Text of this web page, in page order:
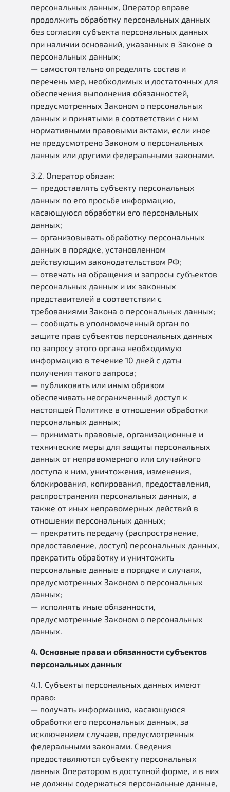
персональных данных, Оператор вправе
продолжить обработку персональных данных
без согласия субъекта персональных данных
при наличии оснований, указанных в Законе о
персональных данных;
— самостоятельно определять состав и
перечень мер, необходимых и достаточных для
обеспечения выполнения обязанностей,
предусмотренных Законом о персональных
данных и принятыми в соответствии с ним
нормативными правовыми актами, если иное
не предусмотрено Законом о персональных
данных или другими федеральными законами.
3.2. Оператор обязан:
— предоставлять субъекту персональных
данных по его просьбе информацию,
касающуюся обработки его персональных
данных;
— организовывать обработку персональных
данных в порядке, установленном
действующим законодательством РФ;
— отвечать на обращения и запросы субъектов
персональных данных и их законных
представителей в соответствии с
требованиями Закона о персональных данных;
— сообщать в уполномоченный орган по
защите прав субъектов персональных данных
по запросу этого органа необходимую
информацию в течение 10 дней с даты
получения такого запроса;
— публиковать или иным образом
обеспечивать неограниченный доступ к
настоящей Политике в отношении обработки
персональных данных;
— принимать правовые, организационные и
технические меры для защиты персональных
данных от неправомерного или случайного
доступа к ним, уничтожения, изменения,
блокирования, копирования, предоставления,
распространения персональных данных, а
также от иных неправомерных действий в
отношении персональных данных;
— прекратить передачу (распространение,
предоставление, доступ) персональных данных,
прекратить обработку и уничтожить
персональные данные в порядке и случаях,
предусмотренных Законом о персональных
данных;
— исполнять иные обязанности,
предусмотренные Законом о персональных
данных.
4. Основные права и обязанности субъектов
персональных данных
4.1. Субъекты персональных данных имеют
право:
— получать информацию, касающуюся
обработки его персональных данных, за
исключением случаев, предусмотренных
федеральными законами. Сведения
предоставляются субъекту персональных
данных Оператором в доступной форме, и в них
не должны содержаться персональные данные,